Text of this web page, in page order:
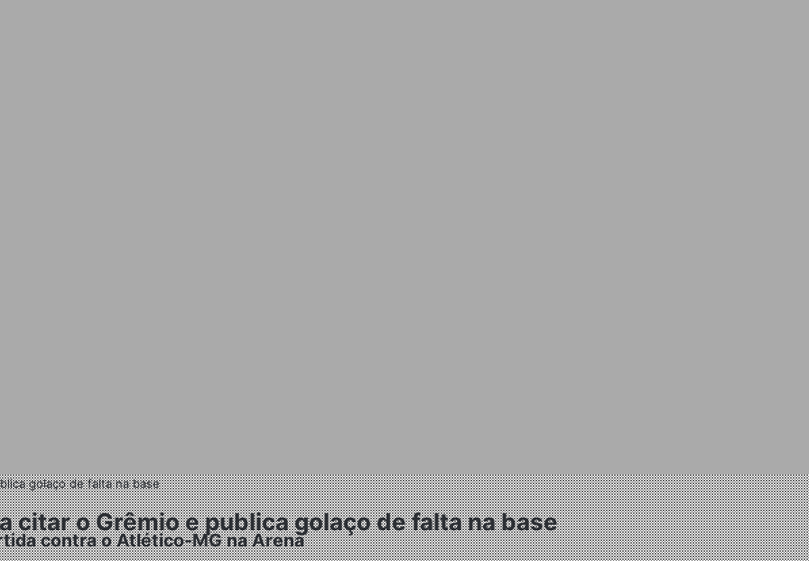
golaço de falta na base
citar o Grêmio e publica golaço de falta na base
contra o Atlético-MG na Arena